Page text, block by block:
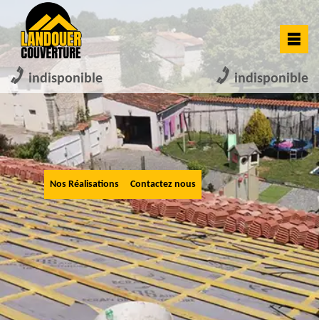
indisponible indisponible
Nos Réalisations Contactez nous